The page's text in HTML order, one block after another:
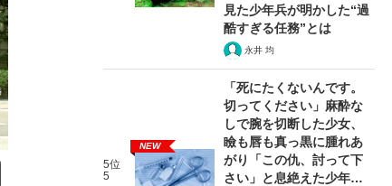
見た少年兵が明かした“過
酷すぎる任務”とは
永井 均
5位
5
NEW
「死にたくないんです。
切ってください」麻酔な
しで腕を切断した少女、
瞼も唇も真っ黒に腫れあ
がり「この仇、討って下
さい」と息絶えた少年…